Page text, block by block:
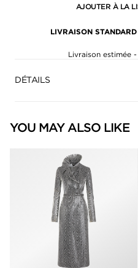
AJOUTER À LA
LIVRAISON
Livraison estimée
DÉTAILS
YOU MAY ALSO LIKE